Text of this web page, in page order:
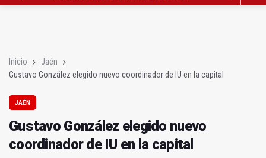
Inicio
Jaén
Gustavo González elegido nuevo coordinador de IU en la capital
JAÉN
Gustavo González elegido nuevo
coordinador de IU en la capital